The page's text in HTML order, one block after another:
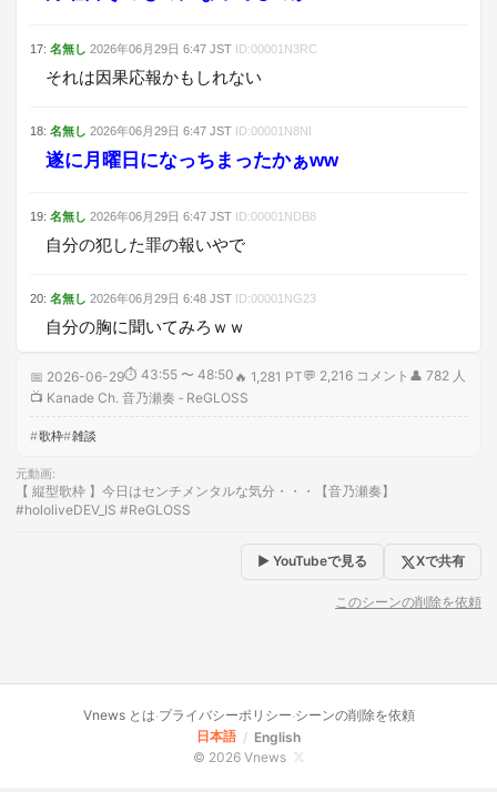
17: 名無し 2026年06月29日 6:47 JST ID:00001N3RC
それは因果応報かもしれない
18: 名無し 2026年06月29日 6:47 JST ID:00001N8NI
遂に月曜日になっちまったかぁww
19: 名無し 2026年06月29日 6:47 JST ID:00001NDB8
自分の犯した罪の報いやで
20: 名無し 2026年06月29日 6:48 JST ID:00001NG23
自分の胸に聞いてみろｗｗ
📅 2026-06-29⏱ 43:55 〜 48:50 🔥 1,281 PT💬 2,216 コメント 👤 782 人
📺 Kanade Ch. 音乃瀬奏 ‐ ReGLOSS
歌枠 雑談
元動画:
【 縦型歌枠 】今日はセンチメンタルな気分・・・【音乃瀬奏】
#hololiveDEV_IS #ReGLOSS
▶ YouTubeで見る Xで共有
このシーンの削除を依頼
Vnews とは·プライバシーポリシー·シーンの削除を依頼
日本語 / English
© 2026 Vnews